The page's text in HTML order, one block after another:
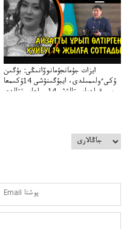
ايزات جۇمانجۇمانوۆانىڭى: بۇگىن
ۇكىءولىمىلدى، ايبۇگىنۋشى 14ۇكىمعا
سووقىلدىايىپتالۋشى14جىلعاسوتتالدى